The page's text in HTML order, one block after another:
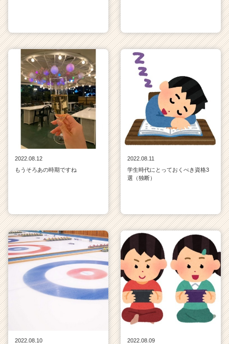
2022.08.12
もうそろあの時期ですね
2022.08.11
学生時代にとっておくべき資格3
選（独断）
2022.08.10
2022.08.09